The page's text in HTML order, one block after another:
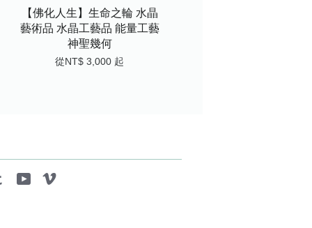
【佛化人生】生命之輪 水晶
藝術品 水晶工藝品 能量工藝
神聖幾何
從NT$ 3,000 起
Tumblr YouTube